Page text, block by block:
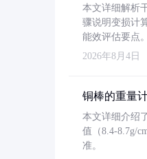
本文详细解析
骤说明变损计
能效评估要点。
2026年8月4日
铜棒的重量
本文详细介绍
值（8.4-8.7g/
准。